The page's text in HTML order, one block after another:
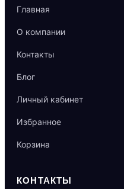
Главная
О компании
Контакты
Блог
Личный кабинет
Избранное
Корзина
КОНТАКТЫ